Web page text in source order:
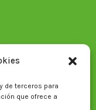
de terceros para
que ofrece a